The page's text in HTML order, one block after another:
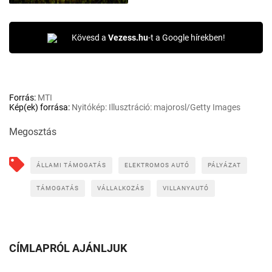
Kövesd a Vezess.hu-t a Google hírekben!
Forrás: MTI
Kép(ek) forrása: Nyitókép: Illusztráció: majorosl/Getty Images
Megosztás
ÁLLAMI TÁMOGATÁS ELEKTROMOS AUTÓ PÁLYÁZAT
TÁMOGATÁS VÁLLALKOZÁS VILLANYAUTÓ
CÍMLAPRÓL AJÁNLJUK